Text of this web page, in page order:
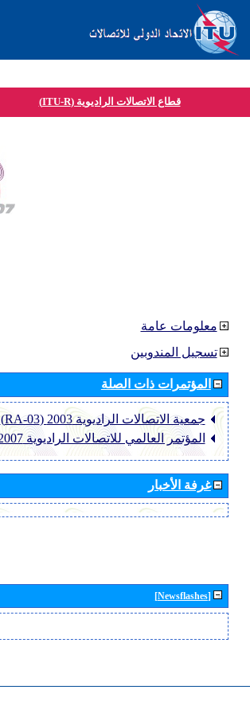
قطاع الاتصالات الراديوية (ITU-R)
معلومات عامة
تسجيل المندوبين
المؤتمرات ذات الصلة
جمعية الاتصالات الراديوية 2003 (RA-03)
المؤتمر العالمي للاتصالات الراديوية 2007 (WRC-07)
غرفة الأخبار
[Newsflashes]